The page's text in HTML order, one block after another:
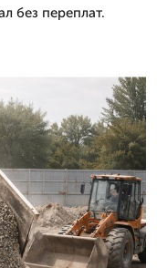
без переплат.